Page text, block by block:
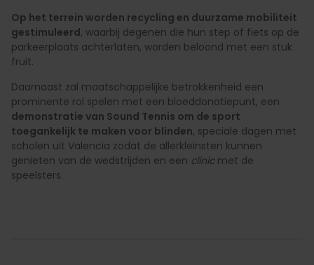
Op het terrein worden recycling en duurzame mobiliteit
gestimuleerd, waarbij degenen die hun step of fiets op de
parkeerplaats achterlaten, worden beloond met een stuk
fruit.
Daarnaast zal maatschappelijke betrokkenheid een
prominente rol spelen met een bloeddonatiepunt, een
demonstratie van Sound Tennis om de sport
toegankelijk te maken voor blinden, speciale dagen met
scholen uit Valencia zodat de allerkleinsten kunnen
genieten van de wedstrijden en een clinicmet de
speelsters.